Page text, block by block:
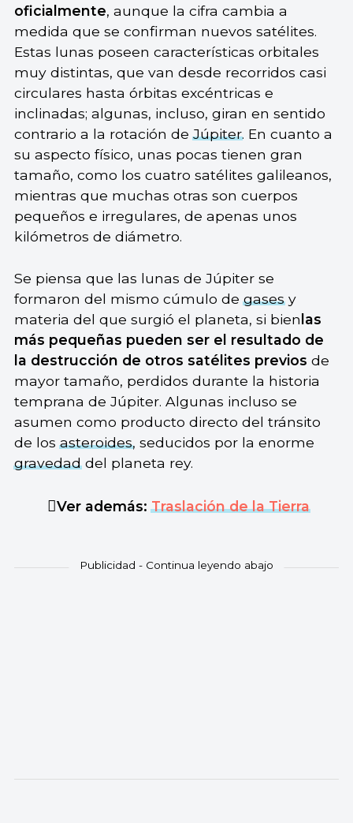
oficialmente, aunque la cifra cambia a
medida que se confirman nuevos satélites.
Estas lunas poseen características orbitales
muy distintas, que van desde recorridos casi
circulares hasta órbitas excéntricas e
inclinadas; algunas, incluso, giran en sentido
contrario a la rotación deJúpiter. En cuanto a
su aspecto físico, unas pocas tienen gran
tamaño, como los cuatro satélites galileanos,
mientras que muchas otras son cuerpos
pequeños e irregulares, de apenas unos
kilómetros de diámetro.
Se piensa que las lunas de Júpiter se
formaron del mismo cúmulo degasesy
materia del que surgió el planeta, si bienlas
más pequeñas pueden ser el resultado de
la destrucción de otros satélites previos de
mayor tamaño, perdidos durante la historia
temprana de Júpiter. Algunas incluso se
asumen como producto directo del tránsito
de losasteroides, seducidos por la enorme
gravedaddel planeta rey.
Ver además:Traslación de la Tierra